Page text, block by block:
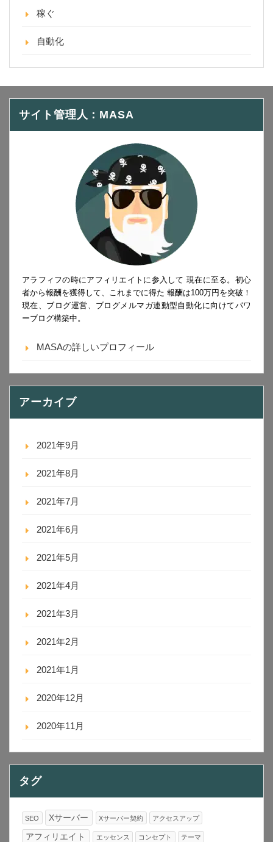
稼ぐ
自動化
サイト管理人：MASA
アラフィフの時にアフィリエイトに参入して 現在に至る。初心
者から報酬を獲得して、これまでに得た 報酬は100万円を突破！
現在、ブログ運営、ブログメルマガ連動型自動化に向けてパワ
ーブログ構築中。
MASAの詳しいプロフィール
アーカイブ
2021年9月
2021年8月
2021年7月
2021年6月
2021年5月
2021年4月
2021年3月
2021年2月
2021年1月
2020年12月
2020年11月
タグ
SEO Xサーバー Xサーバー契約 アクセスアップ
アフィリエイト エッセンス コンセプト テーマ